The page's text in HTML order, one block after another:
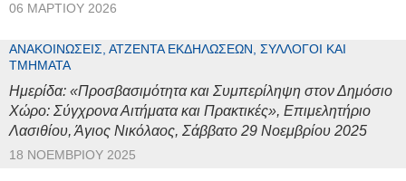
06 ΜΑΡΤΊΟΥ 2026
ΑΝΑΚΟΙΝΏΣΕΙΣ, ΑΤΖΈΝΤΑ ΕΚΔΗΛΏΣΕΩΝ, ΣΎΛΛΟΓΟΙ ΚΑΙ
ΤΜΉΜΑΤΑ
Ημερίδα: «Προσβασιμότητα και Συμπερίληψη στον Δημόσιο
Χώρο: Σύγχρονα Αιτήματα και Πρακτικές», Επιμελητήριο
Λασιθίου, Άγιος Νικόλαος, Σάββατο 29 Νοεμβρίου 2025
18 ΝΟΕΜΒΡΊΟΥ 2025